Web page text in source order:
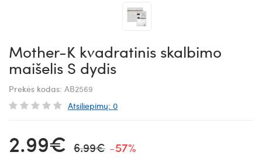
Mother-K kvadratinis skalbimo
maišelis S dydis
Prekės kodas: AB2569
Atsiliepimų: 0
2.99€ 6.99€ -57%